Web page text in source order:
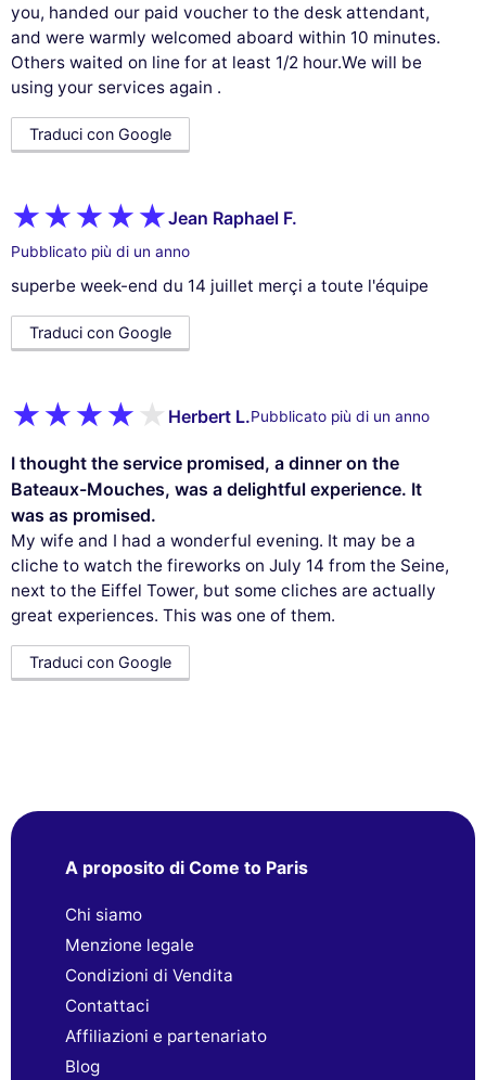
you, handed our paid voucher to the desk attendant,
and were warmly welcomed aboard within 10 minutes.
Others waited on line for at least 1/2 hour.We will be
using your services again .
Traduci con Google
Jean Raphael F.
Pubblicato più di un anno
superbe week-end du 14 juillet merçi a toute l'équipe
Traduci con Google
Herbert L.Pubblicato più di un anno
I thought the service promised, a dinner on the
Bateaux-Mouches, was a delightful experience. It
was as promised.
My wife and I had a wonderful evening. It may be a
cliche to watch the fireworks on July 14 from the Seine,
next to the Eiffel Tower, but some cliches are actually
great experiences. This was one of them.
Traduci con Google
A proposito di Come to Paris
Chi siamo
Menzione legale
Condizioni di Vendita
Contattaci
Affiliazioni e partenariato
Blog